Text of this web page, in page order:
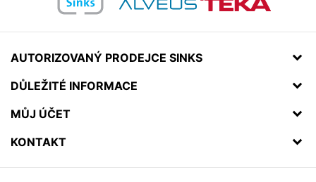
AUTORIZOVANÝ PRODEJCE SINKS
DŮLEŽITÉ INFORMACE
MŮJ ÚČET
KONTAKT